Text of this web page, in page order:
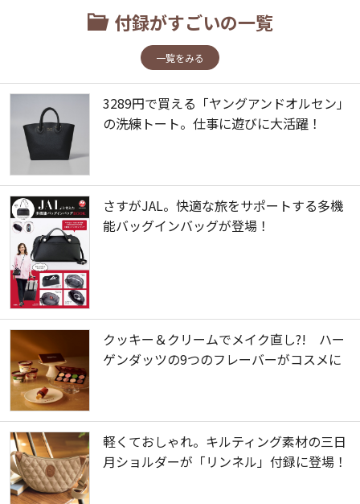
付録がすごいの一覧
一覧をみる
3289円で買える「ヤングアンドオルセン」
の洗練トート。仕事に遊びに大活躍！
さすがJAL。快適な旅をサポートする多機
能バッグインバッグが登場！
クッキー＆クリームでメイク直し?! ハー
ゲンダッツの9つのフレーバーがコスメに
軽くておしゃれ。キルティング素材の三日
月ショルダーが「リンネル」付録に登場！